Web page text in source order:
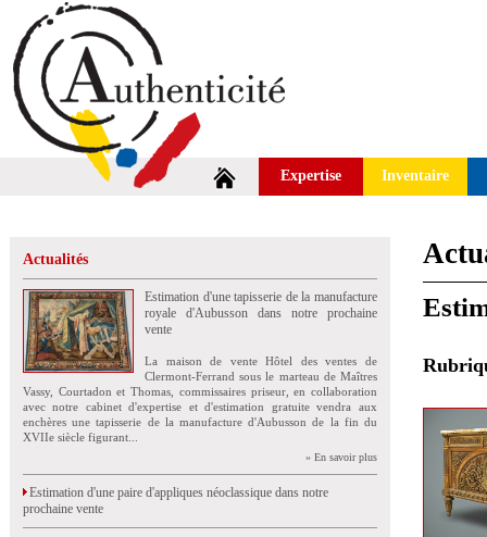
Expertise Inventaire
Actualités
Estimation d'une tapisserie de la manufacture
royale d'Aubusson dans notre prochaine
vente
La maison de vente Hôtel des ventes de
Clermont-Ferrand sous le marteau de Maîtres
Vassy, Courtadon et Thomas, commissaires priseur, en collaboration
avec notre cabinet d'expertise et d'estimation gratuite vendra aux
enchères une tapisserie de la manufacture d'Aubusson de la fin du
XVIIe siècle figurant...
» En savoir plus
Estimation d'une paire d'appliques néoclassique dans notre
prochaine vente